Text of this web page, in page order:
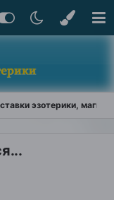
эзотерики, магии